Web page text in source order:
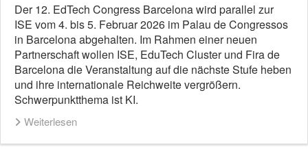
Der 12. EdTech Congress Barcelona wird parallel zur
ISE vom 4. bis 5. Februar 2026 im Palau de Congressos
in Barcelona abgehalten. Im Rahmen einer neuen
Partnerschaft wollen ISE, EduTech Cluster und Fira de
Barcelona die Veranstaltung auf die nächste Stufe heben
und ihre internationale Reichweite vergrößern.
Schwerpunktthema ist KI.
Weiterlesen